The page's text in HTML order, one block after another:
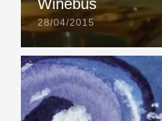
Winebus
28/04/2015